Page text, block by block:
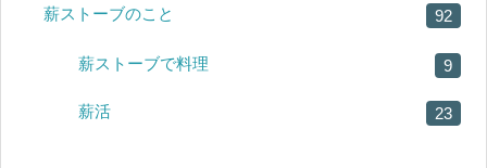
薪ストーブのこと 92
薪ストーブで料理 9
薪活 23